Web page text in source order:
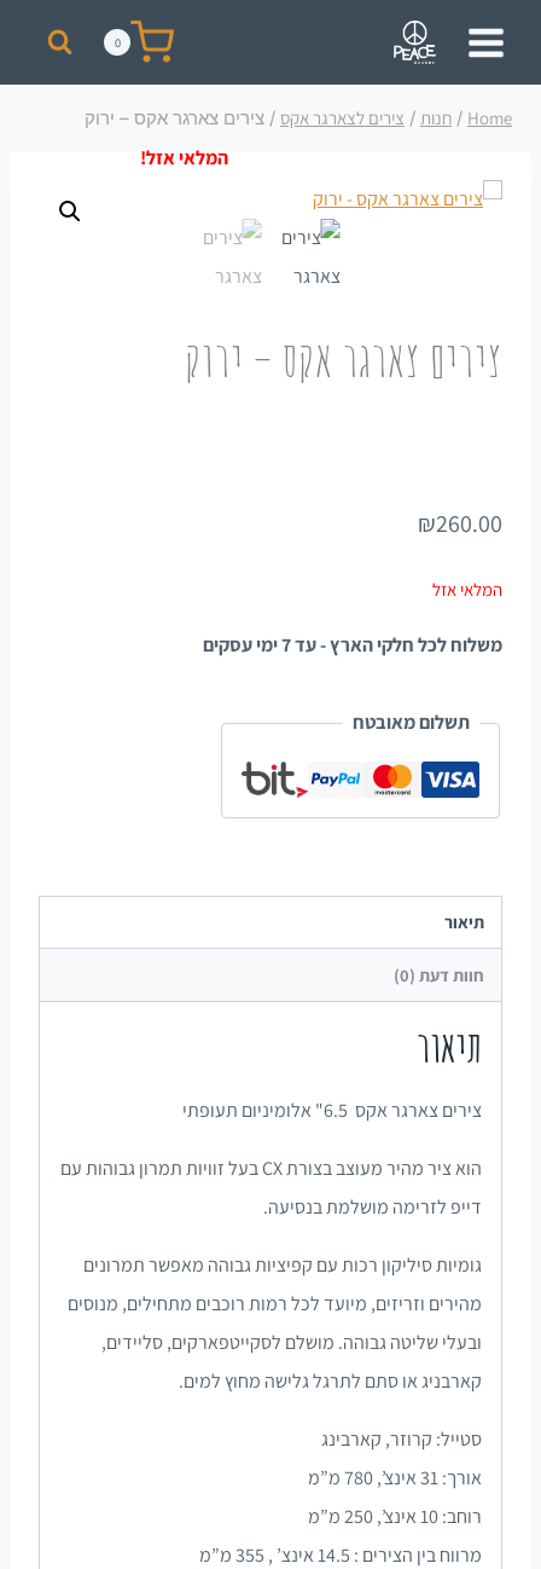
0
Home
/ חנות / צירים לצארגר אקס / צירים צארגר אקס – ירוק
צירים צארגר אקס – ירוק
₪260.00
המלאי אזל
משלוח לכל חלקי הארץ - עד 7 ימי עסקים
תשלום מאובטח
תיאור
חוות דעת (0)
תיאור
צירים צארגר אקס 6.5" אלומיניום תעופתי
הוא ציר מהיר מעוצב בצורת CX בעל זוויות תמרון גבוהות עם
דייפ לזרימה מושלמת בנסיעה.
גומיות סיליקון רכות עם קפיציות גבוהה מאפשר תמרונים
מהירים וזריזים, מיועד לכל רמות רוכבים מתחילים, מנוסים
ובעלי שליטה גבוהה. מושלם לסקייטפארקים, סליידים,
קארבניג או סתם לתרגל גלישה מחוץ למים.
סטייל: קרוזר, קארבינג
אורך: 31 אינצ’, 780 מ”מ
רוחב: 10 אינצ’, 250 מ”מ
מרווח בין הצירים : 14.5 אינצ’ , 355 מ”מ